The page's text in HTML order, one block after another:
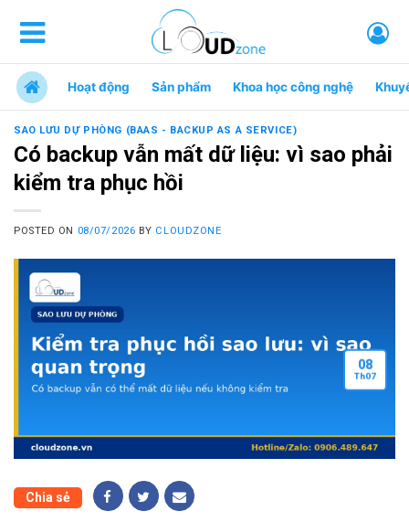
Hoạt động Sản phẩm Khoa học công nghệ
SAO LƯU DỰ PHÒNG (BAAS - BACKUP AS A SERVICE)
Có backup vẫn mất dữ liệu: vì sao phải
kiểm tra phục hồi
POSTED ON 08/07/2026 BY CLOUDZONE
08
Th07
Chia sẻ